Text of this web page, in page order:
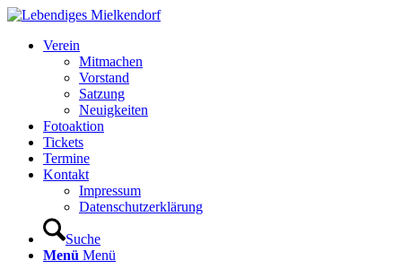
Verein
Mitmachen
Vorstand
Satzung
Neuigkeiten
Fotoaktion
Tickets
Termine
Kontakt
Impressum
Datenschutzerklärung
Suche
Menü Menü